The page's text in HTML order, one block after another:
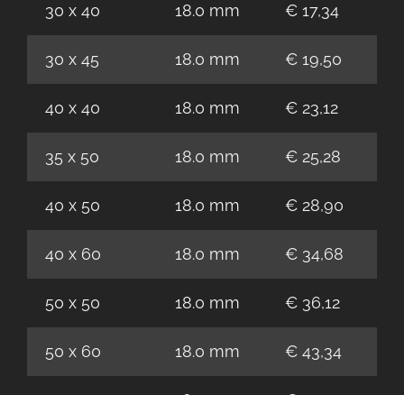
30 x 40 18.0 mm € 17,34
30 x 45 18.0 mm € 19,50
40 x 40 18.0 mm € 23,12
35 x 50 18.0 mm € 25,28
40 x 50 18.0 mm € 28,90
40 x 60 18.0 mm € 34,68
50 x 50 18.0 mm € 36,12
50 x 60 18.0 mm € 43,34